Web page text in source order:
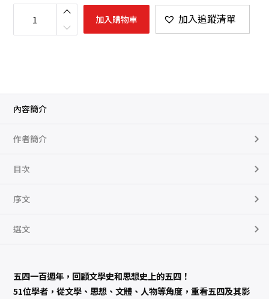
五
1
思
，
歷
數
量
加入購物車 加入追蹤清單
內容簡介
作者簡介
目次
序文
選文
五四一百週年，回顧文學史和思想史上的五四！
51位學者，從文學、思想、文體、人物等角度，重看五四及其影